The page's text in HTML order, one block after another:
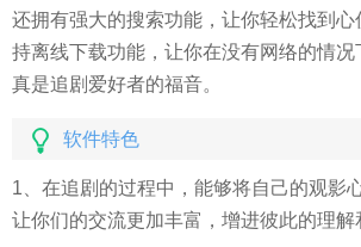
还拥有强大的搜索功能，让你轻松找到心
持离线下载功能，让你在没有网络的情况
真是追剧爱好者的福音。
软件特色
1、在追剧的过程中，能够将自己的观影
让你们的交流更加丰富，增进彼此的理解